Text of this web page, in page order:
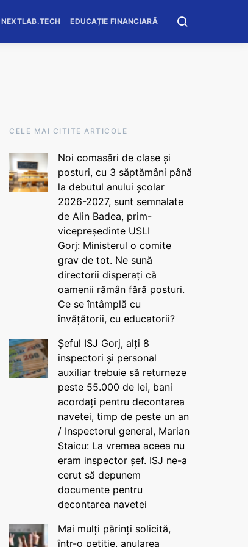
NEXTLAB.TECH EDUCAȚIE FINANCIARĂ
CELE MAI CITITE ARTICOLE
Noi comasări de clase și
posturi, cu 3 săptămâni până
la debutul anului școlar
2026-2027, sunt semnalate
de Alin Badea, prim-
vicepreședinte USLI
Gorj: Ministerul o comite
grav de tot. Ne sună
directorii disperați că
oamenii rămân fără posturi.
Ce se întâmplă cu
învățătorii, cu educatorii?
Șeful ISJ Gorj, alți 8
inspectori și personal
auxiliar trebuie să returneze
peste 55.000 de lei, bani
acordați pentru decontarea
navetei, timp de peste un an
/ Inspectorul general, Marian
Staicu: La vremea aceea nu
eram inspector șef. ISJ ne-a
cerut să depunem
documente pentru
decontarea navetei
Mai mulți părinți solicită,
într-o petiție, anularea